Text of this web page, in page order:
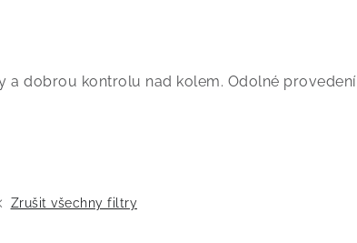
a dobrou kontrolu nad kolem. Odolné
Zrušit všechny filtry